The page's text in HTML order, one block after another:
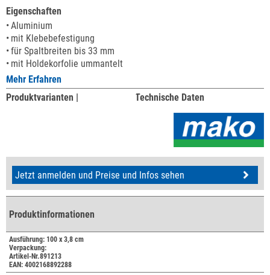
Eigenschaften
Aluminium
mit Klebebefestigung
für Spaltbreiten bis 33 mm
mit Holdekorfolie ummantelt
Mehr Erfahren
Produktvarianten |
Technische Daten
Jetzt anmelden und Preise und Infos sehen
Produktinformationen
Ausführung: 100 x 3,8 cm
Verpackung:
Artikel-Nr.891213
EAN: 4002168892288